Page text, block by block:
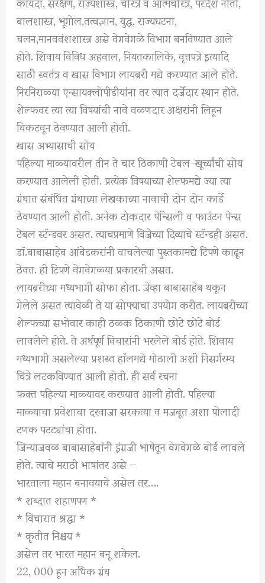
बालशास्त्र, भूगोल,तत्वज्ञान, युद्ध, राज्यघटना,
चलन,मानववंशशास्त्र असे वेगवेगळे विभाग बनविण्यात आले
होते. शिवाय विविध अहवाल, नियतकालिके, वृत्तपत्रे इत्यादि
साठी स्वतंत्र व खास विभाग लायब्ररी मद्ये करण्यात आले होते.
निरनिराळ्या एन्सायक्लोपीडीयांना तर त्यात दर्जेदार स्थान होते.
शेल्फवर त्या त्या विषयांची नावे वळणदार अक्षरांनी लिहून
चिकटवून ठेवण्यात आली होती.
खास अभ्यासाची सोय
पहिल्या माळ्यावरील तीन ते चार ठिकाणी टेबल-खूर्च्यांची सोय
करण्यात आलेली होती. प्रत्येक विषयाच्या शेल्फमद्ये ज्या त्या
ग्रंथात संबंधित ग्रंथाच्या लेखकाच्या नावाची दोन दोन कार्डे
ठेवण्यात आली होती. अनेक टोकदार पेन्सिली व फाउंटन पेन्स
टेबल स्टॅन्डवर असत. त्याचप्रमाणे विजेच्या दिव्याचे स्टॅन्डही असत.
डाॅ.बाबासाहेब आंबेडकरांनी वाचलेल्या पुस्तकामद्ये टिपणे काढून
ठेवत. ही टिपणे वेगवेगळ्या प्रकारची असत.
लायब्ररीच्या मध्यभागी सोफा होता. जेव्हा बाबासाहेब थकून
गेलेले असत त्यावेळी ते या सोफ्याचा उपयोग करीत. लायब्ररीच्या
शेल्फच्या सभोवार काही ठळक ठिकाणी छोटे छोटे बोर्ड
लावलेले होते. ते अर्थपूर्ण विचारांनी भरलेले बोर्ड होते. शिवाय
मध्यभागी असलेल्या प्रशस्त हाॅलमद्ये मोठाली अशी निसर्गरम्य
चित्रे लटकविण्यात आली होती. ही सर्व रचना
फक्त पहिल्या माळ्यावर करण्यात आली होती. पहिल्या
माळ्याचा प्रवेशाचा दरवाजा सरकत्या व मजबूत अशा पोलादी
टणक पटट्यांचा होता.
जिन्याजवळ बाबासाहेबांनी इंग्रजी भाषेतून वेगवेगळे बोर्ड लावले
होते. त्याचे मराठी भाषांतर असे —
भारताला महान बनावयाचे असेल तर….
* शब्दात शहाणपण *
* विचारात श्रद्धा *
* कृतीत निश्चय *
असेल तर भारत महान बनू शकेल.
22, 000 हून अधिक ग्रंथ